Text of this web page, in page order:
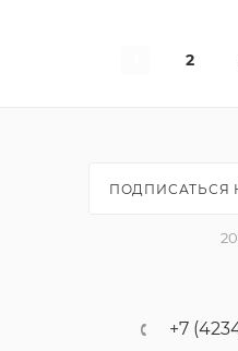
2
ПОДПИСАТЬСЯ
+7